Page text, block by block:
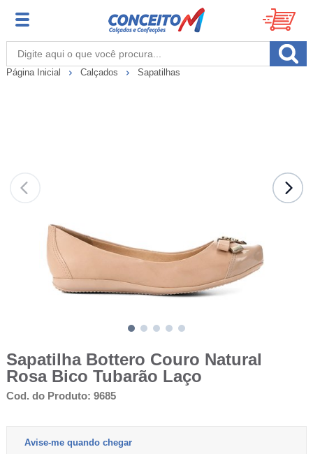
Página Inicial Calçados Sapatilhas
Sapatilha Bottero Couro Natural
Rosa Bico Tubarão Laço
Cod. do Produto: 9685
Avise-me quando chegar